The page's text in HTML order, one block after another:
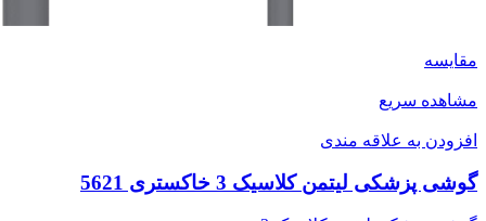
مقایسه
مشاهده سریع
افزودن به علاقه مندی
گوشی پزشکی لیتمن کلاسیک 3 خاکستری 5621